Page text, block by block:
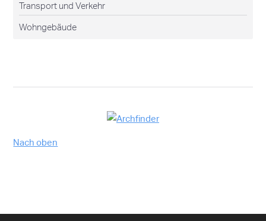
Transport und Verkehr
Wohngebäude
Nach oben